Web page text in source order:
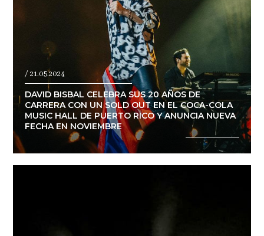
/ 21.05.2024
DAVID BISBAL CELEBRA SUS 20 AÑOS DE
CARRERA CON UN SOLD OUT EN EL COCA-COLA
MUSIC HALL DE PUERTO RICO Y ANUNCIA NUEVA
FECHA EN NOVIEMBRE